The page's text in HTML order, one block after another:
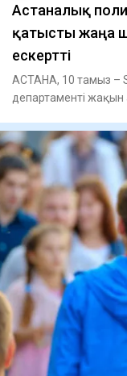
Астаналық
қатысты жаңа
ескертті
АСТАНА, 10 тамыз –
департаменті жақын